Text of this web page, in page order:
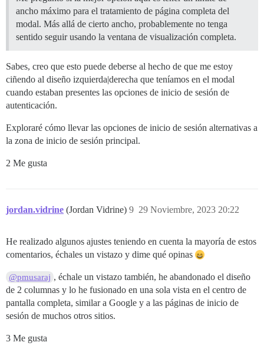
ancho máximo para el tratamiento de página completa del
modal. Más allá de cierto ancho, probablemente no tenga
sentido seguir usando la ventana de visualización completa.
Sabes, creo que esto puede deberse al hecho de que me estoy
ciñendo al diseño izquierda|derecha que teníamos en el modal
cuando estaban presentes las opciones de inicio de sesión de
autenticación.
Exploraré cómo llevar las opciones de inicio de sesión alternativas a
la zona de inicio de sesión principal.
2 Me gusta
jordan.vidrine (Jordan Vidrine) 29 Noviembre, 2023 20:22
9
He realizado algunos ajustes teniendo en cuenta la mayoría de estos
comentarios, échales un vistazo y dime qué opinas
@pmusaraj , échale un vistazo también, he abandonado el diseño
de 2 columnas y lo he fusionado en una sola vista en el centro de
pantalla completa, similar a Google y a las páginas de inicio de
sesión de muchos otros sitios.
3 Me gusta